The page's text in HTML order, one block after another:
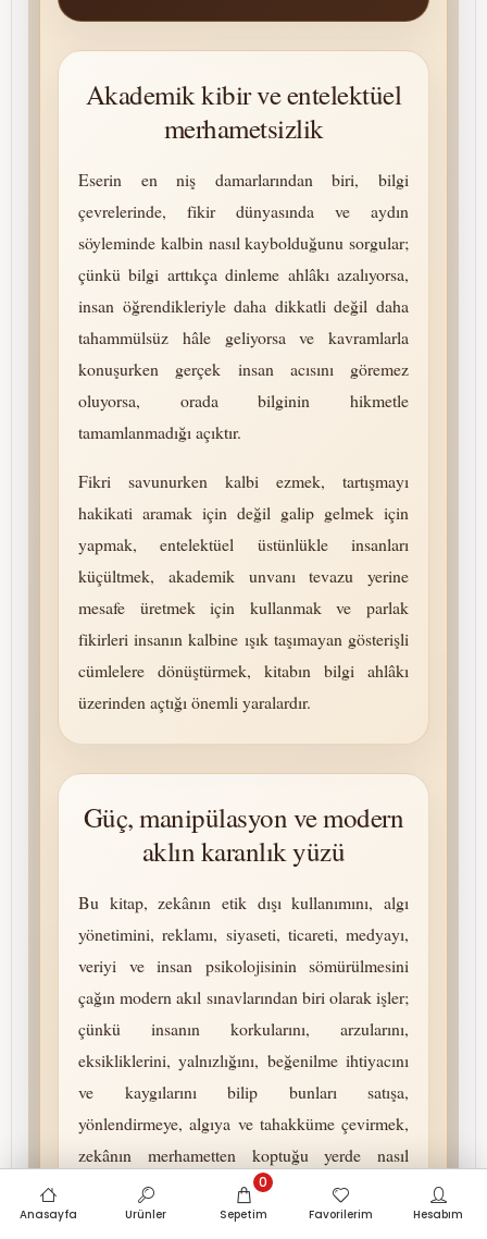
Akademik kibir ve entelektüel
merhametsizlik
Eserin en niş damarlarından biri, bilgi
çevrelerinde, fikir dünyasında ve aydın
söyleminde kalbin nasıl kaybolduğunu sorgular;
çünkü bilgi arttıkça dinleme ahlâkı azalıyorsa,
insan öğrendikleriyle daha dikkatli değil daha
tahammülsüz hâle geliyorsa ve kavramlarla
konuşurken gerçek insan acısını göremez
oluyorsa, orada bilginin hikmetle
tamamlanmadığı açıktır.
Fikri savunurken kalbi ezmek, tartışmayı
hakikati aramak için değil galip gelmek için
yapmak, entelektüel üstünlükle insanları
küçültmek, akademik unvanı tevazu yerine
mesafe üretmek için kullanmak ve parlak
fikirleri insanın kalbine ışık taşımayan gösterişli
cümlelere dönüştürmek, kitabın bilgi ahlâkı
üzerinden açtığı önemli yaralardır.
Güç, manipülasyon ve modern
aklın karanlık yüzü
Bu kitap, zekânın etik dışı kullanımını, algı
yönetimini, reklamı, siyaseti, ticareti, medyayı,
veriyi ve insan psikolojisinin sömürülmesini
çağın modern akıl sınavlarından biri olarak işler;
çünkü insanın korkularını, arzularını,
eksikliklerini, yalnızlığını, beğenilme ihtiyacını
ve kaygılarını bilip bunları satışa,
yönlendirmeye, algıya ve tahakküme çevirmek,
zekânın merhametten koptuğu yerde nasıl
karanlık bir güce dönüşebileceğini gösterir.
Anasayfa Ürünler Sepetim
0
Favorilerim Hesabım